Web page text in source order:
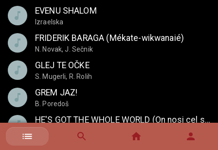
EVENU SHALOM
Izraelska
FRIDERIK BARAGA (Mékate-wikwanaié)
N. Novak, J. Sečnik
GLEJ TE OČKE
S. Mugerli, R. Rolih
GREM JAZ!
B. Poredoš
HE'S GOT THE WHOLE WORLD (On nosi cel svet)
Ameriška